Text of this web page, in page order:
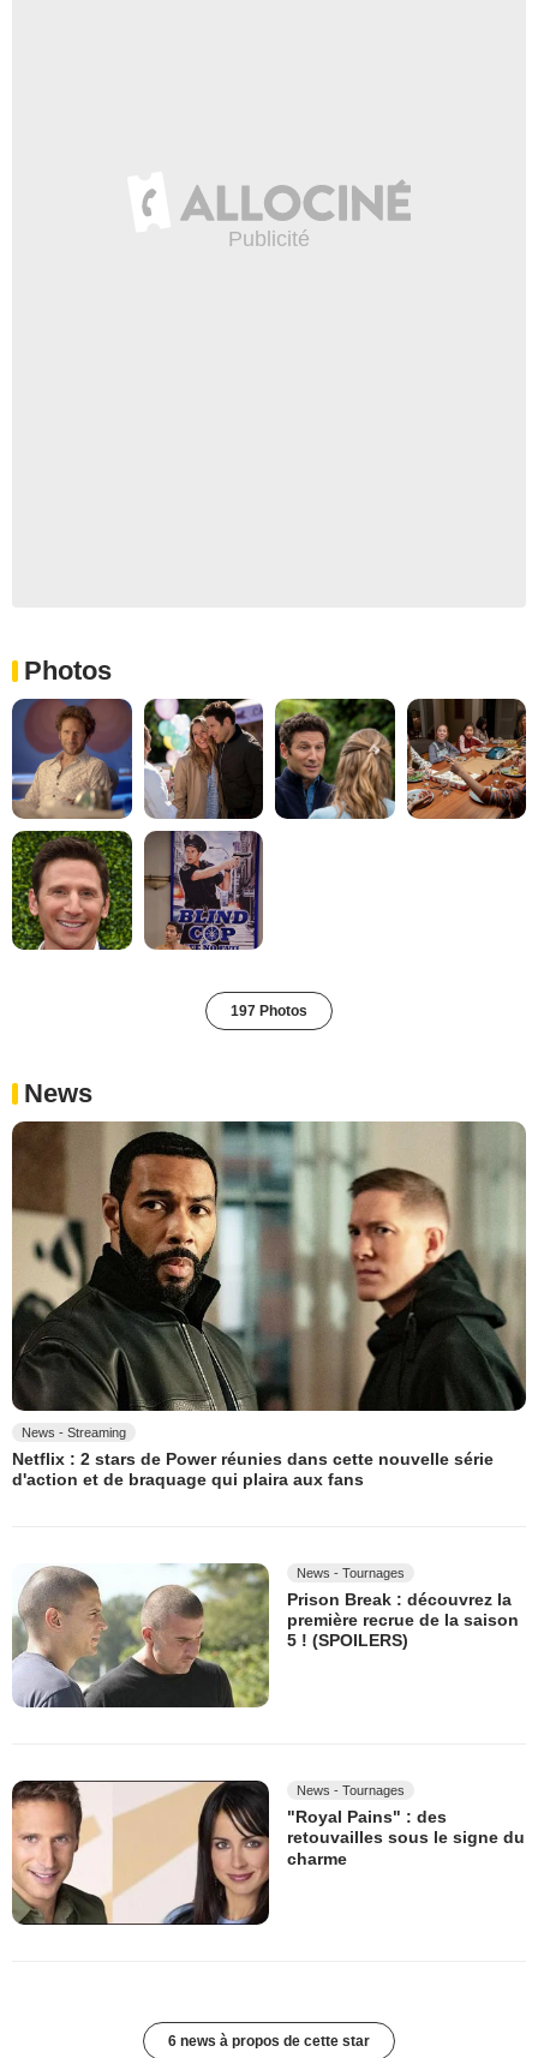
Photos
197 Photos
News
News - Streaming
Netflix : 2 stars de Power réunies dans cette nouvelle série
d'action et de braquage qui plaira aux fans
News - Tournages
Prison Break : découvrez la
première recrue de la saison
5 ! (SPOILERS)
News - Tournages
"Royal Pains" : des
retouvailles sous le signe du
charme
6 news à propos de cette star